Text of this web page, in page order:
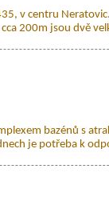
v centru
200m jsou dvě
bazénů s
je potřeba k